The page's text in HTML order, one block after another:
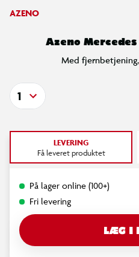
AZENO
Azeno Mercedes
Med
1
LEVERING
Få leveret produktet
På lager online (100+)
Fri levering
LÆG I